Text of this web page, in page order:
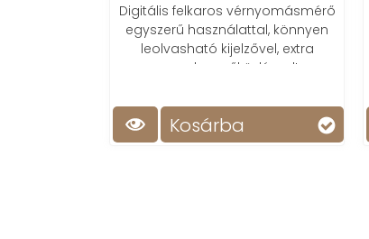
Digitális felkaros vérnyomásmérő
egyszerű használattal, könnyen
leolvasható kijelzővel, extra
csendes működéssel!
Kosárba